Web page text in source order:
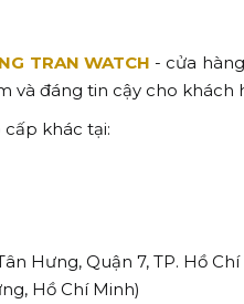
TRAN WATCH - cửa
và đáng tin cậy cho khách
khác tại:
Hưng, Quận 7, TP. Hồ
Hồ Chí Minh)